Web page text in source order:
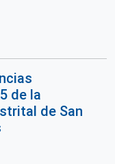
de la
de San